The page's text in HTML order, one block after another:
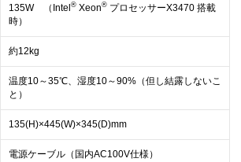
135W （Intel® Xeon® プロセッサーX3470 搭載
時）
約12kg
温度10～35℃、湿度10～90%（但し結露しないこ
と）
135(H)×445(W)×345(D)mm
電源ケーブル（国内AC100V仕様）